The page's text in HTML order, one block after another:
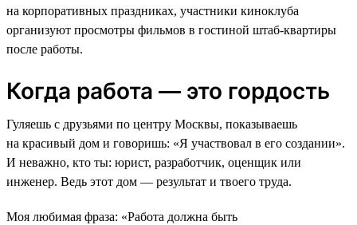
на корпоративных праздниках, участники киноклуба
организуют просмотры фильмов в гостиной штаб-квартиры
после работы.
Когда работа — это гордость
Гуляешь с друзьями по центру Москвы, показываешь
на красивый дом и говоришь: «Я участвовал в его создании».
И неважно, кто ты: юрист, разработчик, оценщик или
инженер. Ведь этот дом — результат и твоего труда.
Моя любимая фраза: «Работа должна быть